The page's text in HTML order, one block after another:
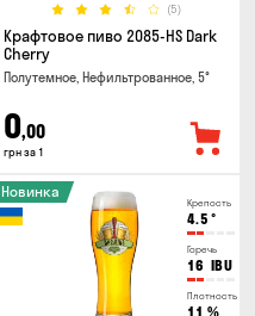
(5)
Крафтовое пиво 2085-HS Dark
Cherry
Полутемное, Нефильтрованное, 5°
0,00
грн за 1
Крепость
4.5 °
Горечь
16 IBU
Плотность
11 %
Новинка